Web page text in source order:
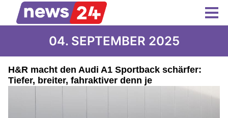
04. SEPTEMBER 2025
H&R macht den Audi A1 Sportback schärfer:
Tiefer, breiter, fahraktiver denn je